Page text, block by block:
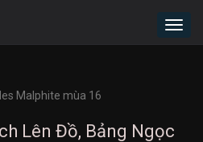
Malphite mùa 16
Lên Đồ, Bảng Ngọc